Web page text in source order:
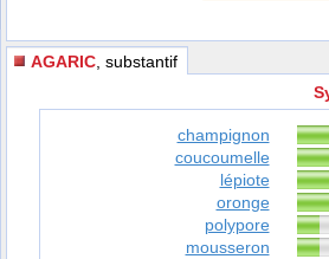
AGARIC , substantif
champignon
coucoumelle
lépiote
oronge
polypore
mousseron